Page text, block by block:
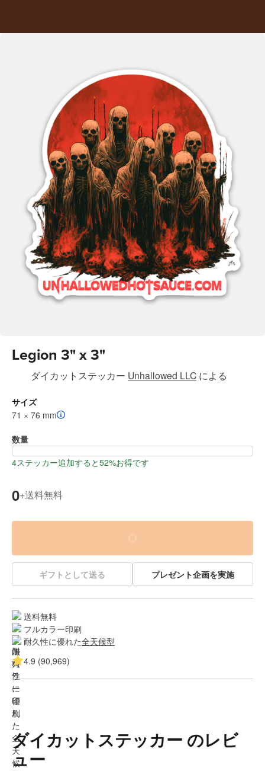
Legion 3" x 3"
ダイカットステッカー Unhallowed LLC による
サイズ
71 × 76 mm
数量
4ステッカー追加すると52%お得です
0+送料無料
ギフトとして送る プレゼント企画を実施
送料無料
フルカラー印刷
耐久性に優れた全天候型
4.9 (90,969)
ダイカットステッカー のレビ
ュー